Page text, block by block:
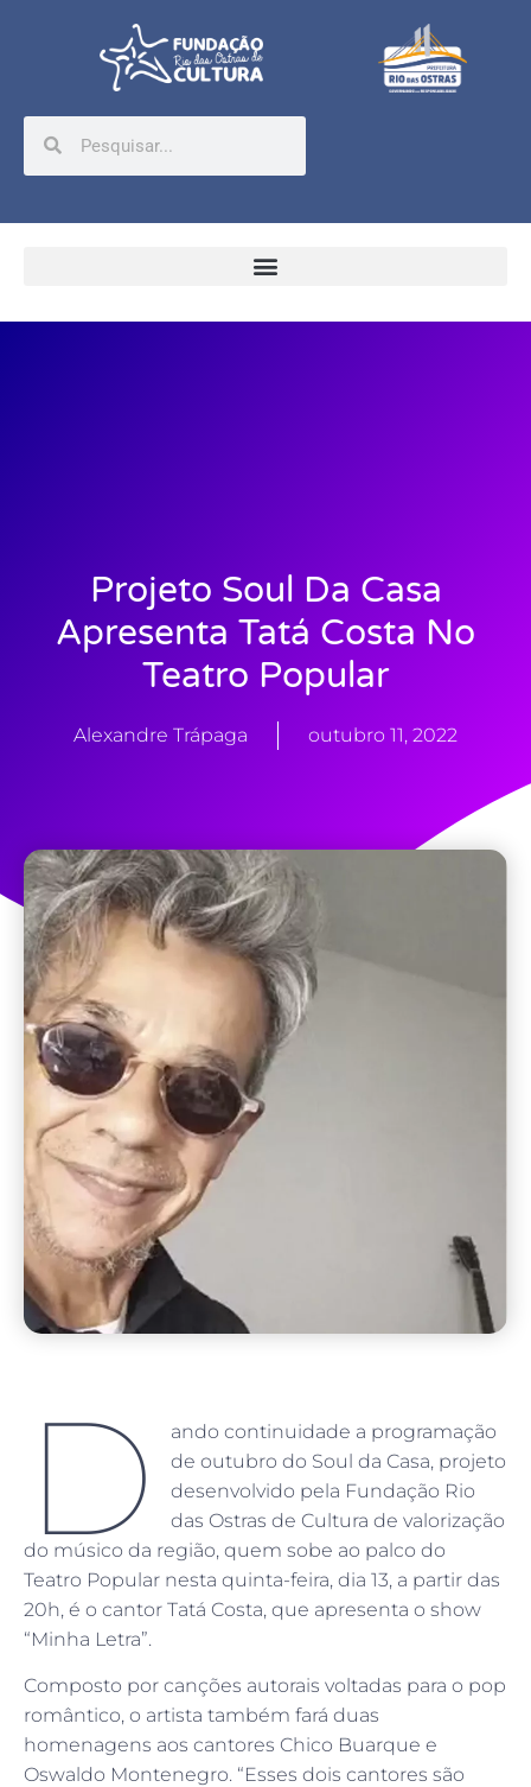
Projeto Soul Da Casa
Apresenta Tatá Costa No
Teatro Popular
Alexandre Trápaga outubro 11, 2022
D
ando continuidade a programação
de outubro do Soul da Casa, projeto
desenvolvido pela Fundação Rio
das Ostras de Cultura de valorização
do músico da região, quem sobe ao palco do
Teatro Popular nesta quinta-feira, dia 13, a partir das
20h, é o cantor Tatá Costa, que apresenta o show
“Minha Letra”.
Composto por canções autorais voltadas para o pop
romântico, o artista também fará duas
homenagens aos cantores Chico Buarque e
Oswaldo Montenegro. “Esses dois cantores são